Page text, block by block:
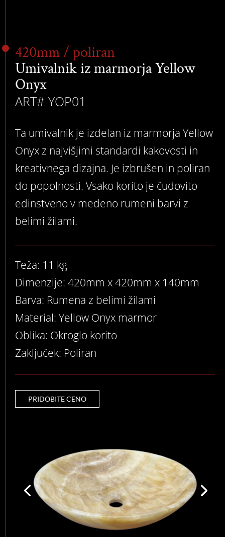
420mm / poliran
Umivalnik iz marmorja Yellow
Onyx
ART# YOP01
Ta umivalnik je izdelan iz marmorja Yellow
Onyx z najvišjimi standardi kakovosti in
kreativnega dizajna. Je izbrušen in poliran
do popolnosti. Vsako korito je čudovito
edinstveno v medeno rumeni barvi z
belimi žilami.
Teža: 11 kg
Dimenzije: 420mm x 420mm x 140mm
Barva: Rumena z belimi žilami
Material: Yellow Onyx marmor
Oblika: Okroglo korito
Zaključek: Poliran
PRIDOBITE CENO